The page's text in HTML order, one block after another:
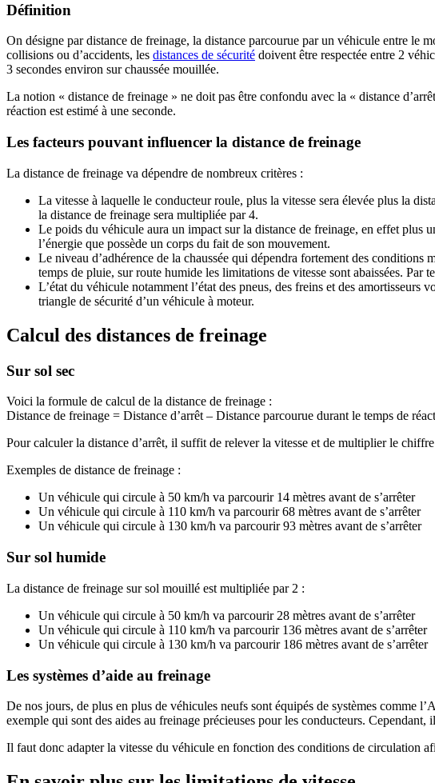
Définition
On désigne par distance de freinage, la distance parcourue par un véhicule entre le
collisions ou d’accidents, les distances de sécurité doivent être respectée entre 2
3 secondes environ sur chaussée mouillée.
La notion « distance de freinage » ne doit pas être confondu avec la « distance
réaction est estimé à une seconde.
Les facteurs pouvant influencer la distance de freinage
La distance de freinage va dépendre de nombreux critères :
La vitesse à laquelle le conducteur roule, plus la vitesse sera élevée plus la
la distance de freinage sera multipliée par 4.
Le poids du véhicule aura un impact sur la distance de freinage, en effet plus
l’énergie que possède un corps du fait de son mouvement.
Le niveau d’adhérence de la chaussée qui dépendra fortement des conditions
temps de pluie, sur route humide les limitations de vitesse sont abaissées. Par
L’état du véhicule notamment l’état des pneus, des freins et des
triangle de sécurité d’un véhicule à moteur.
Calcul des distances de freinage
Sur sol sec
Voici la formule de calcul de la distance de freinage :
Distance de freinage = Distance d’arrêt – Distance parcourue durant le temps de
Pour calculer la distance d’arrêt, il suffit de relever la vitesse et de multiplier le
Exemples de distance de freinage :
Un véhicule qui circule à 50 km/h va parcourir 14 mètres avant de s’arrêter
Un véhicule qui circule à 110 km/h va parcourir 68 mètres avant de s’arrêter
Un véhicule qui circule à 130 km/h va parcourir 93 mètres avant de s’arrêter
Sur sol humide
La distance de freinage sur sol mouillé est multipliée par 2 :
Un véhicule qui circule à 50 km/h va parcourir 28 mètres avant de s’arrêter
Un véhicule qui circule à 110 km/h va parcourir 136 mètres avant de s’arrêter
Un véhicule qui circule à 130 km/h va parcourir 186 mètres avant de s’arrêter
Les systèmes d’aide au freinage
De nos jours, de plus en plus de véhicules neufs sont équipés de systèmes comme
exemple qui sont des aides au freinage précieuses pour les conducteurs.
Il faut donc adapter la vitesse du véhicule en fonction des conditions de circulation